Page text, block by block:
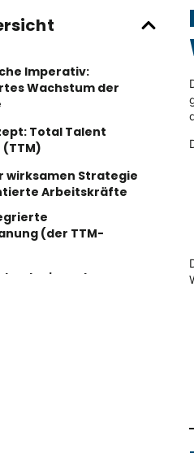
Imperativ:
Wachstum der
Total Talent
wirksamen Strategie
Arbeitskräfte
(der TTM-
und